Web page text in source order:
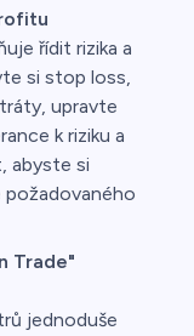
řídit rizika a
si stop loss,
upravte
k riziku a
abyste si
požadovaného
Trade"
jednoduše